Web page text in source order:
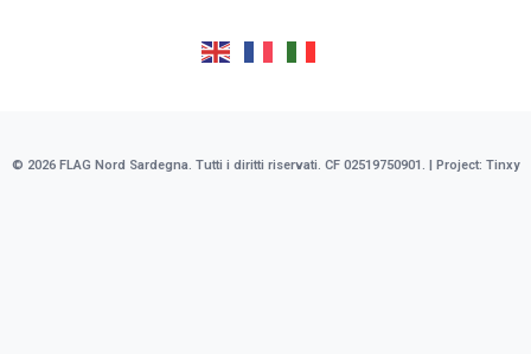
© 2026 FLAG Nord Sardegna. Tutti i diritti riservati. CF 02519750901. | Project: Tinxy